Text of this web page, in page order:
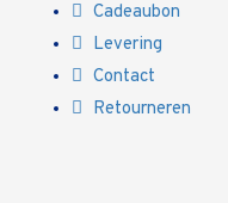
Cadeaubon
Levering
Contact
Retourneren